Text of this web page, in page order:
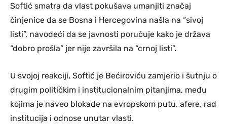
Softić smatra da vlast pokušava umanjiti značaj
činjenice da se Bosna i Hercegovina našla na “sivoj
listi”, navodeći da se javnosti poručuje kako je država
“dobro prošla” jer nije završila na “crnoj listi”.
U svojoj reakciji, Softić je Bećiroviću zamjerio i šutnju o
drugim političkim i institucionalnim pitanjima, među
kojima je naveo blokade na evropskom putu, afere, rad
institucija i odnose unutar vlasti.